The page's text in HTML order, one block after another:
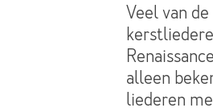
Veel van
alleen
liederen